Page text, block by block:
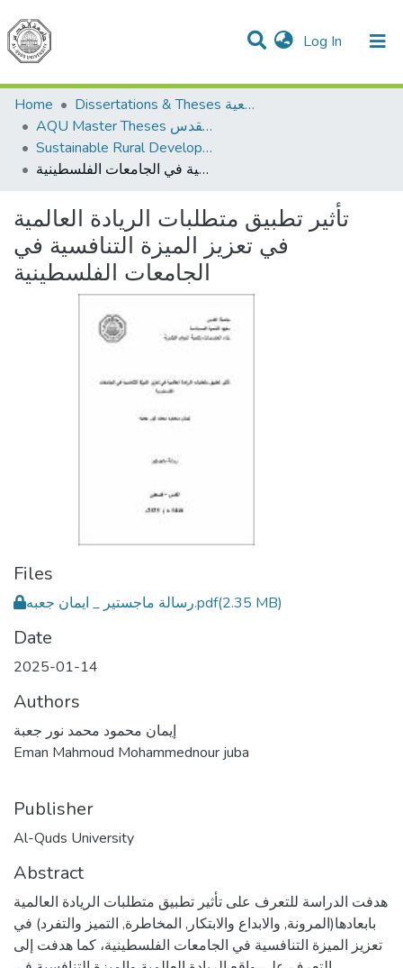
Log In (current)
Communities & Collections
All of DSpace
Home
Dissertations & Theses الرسائل الجامعية
AQU Master Theses الرسائل الجامعية الخاصة بجامعة القدس
Sustainable Rural Development التنمية الريفية المستدامة
تأثير تطبيق متطلبات الريادة العالمية في تعزيز الميزة التنافسية في الجامعات الفلسطينية
تأثير تطبيق متطلبات الريادة العالمية
في تعزيز الميزة التنافسية في
الجامعات الفلسطينية
Files
رسالة ماجستير _ ايمان جعبه.pdf(2.35 MB)
Date
2025-01-14
Authors
إيمان محمود محمد نور جعبة
Eman Mahmoud Mohammednour juba
Publisher
Al-Quds University
Abstract
هدفت الدراسة للتعرف على تأثير تطبيق متطلبات الريادة العالمية
بابعادها(المرونة, والابداع والابتكار, المخاطرة, التميز والتفرد) في
تعزيز الميزة التنافسية في الجامعات الفلسطينية، كما هدفت إلى